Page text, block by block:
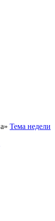
Тема недели